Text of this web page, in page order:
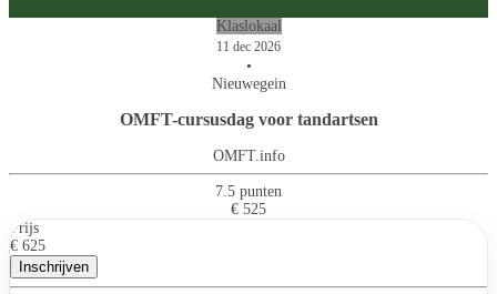
Klaslokaal
11 dec 2026
•
Nieuwegein
OMFT-cursusdag voor tandartsen
OMFT.info
7.5 punten
€ 525
Prijs
€ 625
Inschrijven